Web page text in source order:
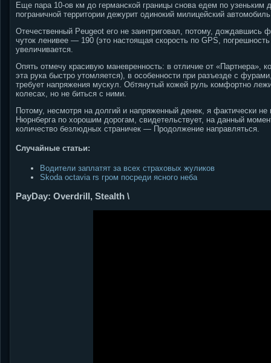
Еще пара 10-ов км до германской границы снова едем по
пограничной территории дежурит одинокий милицейский
Отечественный Peugeot его не заинтриговал, потому, дождавшись
чуток ленивее — 190 (это настоящая скорость по GPS,
увеличивается.
Опять отмечу красивую маневренность: в отличие от «Партнера»,
эта рука быстро утомляется), в особенности при разъезде с
требует напряжения мускул. Обтянутый кожей руль комфортно
колесах, но не биться с ними.
Потому, несмотря на долгий и напряженный денек, я фактически
Нюрнберга по хорошим дорогам, свидетельствует, на данный
количество безлюдных страничек — Продолжение направляться.
Случайные статьи:
Водители заплатят за всех страховых жуликов
Skoda octavia rs гром посреди ясного неба
PayDay: Overdrill, Stealth \